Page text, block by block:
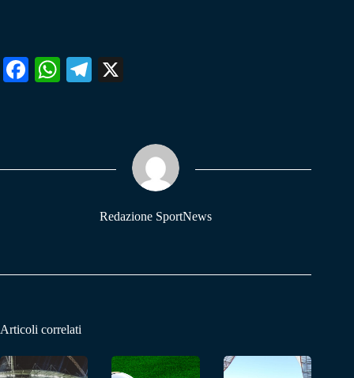
Fa W
pp
Te
m
Redazione SportNews
Articoli correlati